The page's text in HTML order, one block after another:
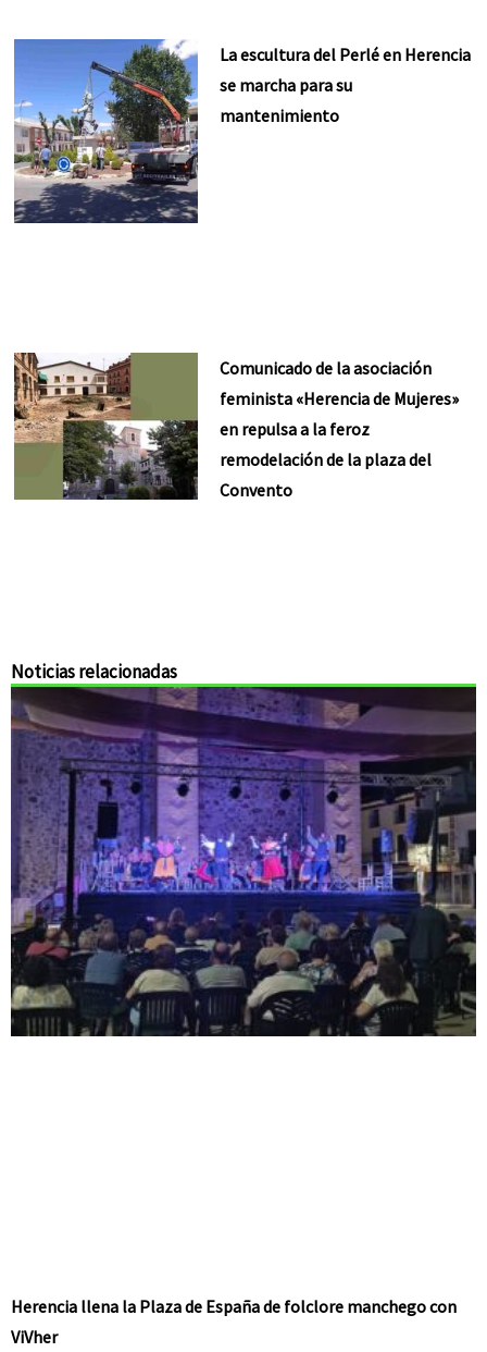
La escultura del Perlé en Herencia
se marcha para su
mantenimiento
Comunicado de la asociación
feminista «Herencia de Mujeres»
en repulsa a la feroz
remodelación de la plaza del
Convento
Noticias relacionadas
Herencia llena la Plaza de España de folclore manchego con
ViVher